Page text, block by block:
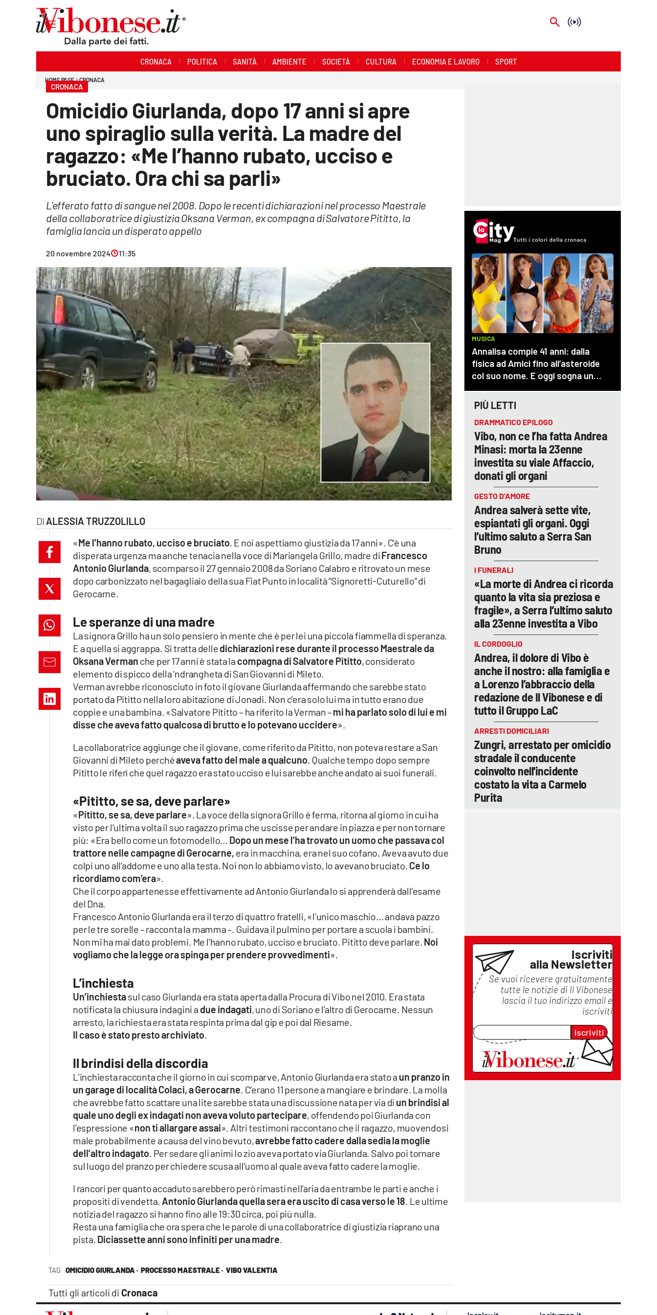
Economia e Lavoro
Streaming
Lac Network
lacitymag.it
cosenzachannel.it
catanzarochannel.it
lacapitalenews.it
Vai
CRONACA POLITICA SANITÀ AMBIENTE SOCIETÀ CULTURA ECONOMIA E LAVORO SPORT
HOME PAGE CRONACA
CRONACA
Omicidio Giurlanda, dopo 17 anni si apre
uno spiraglio sulla verità. La madre del
ragazzo: «Me l’hanno rubato, ucciso e
bruciato. Ora chi sa parli»
L'efferato fatto di sangue nel 2008. Dopo le recenti dichiarazioni nel processo Maestrale
della collaboratrice di giustizia Oksana Verman, ex compagna di Salvatore Pititto, la
famiglia lancia un disperato appello
20 novembre 2024 11:35
ALESSIA TRUZZOLILLO
TAG OMICIDIO GIURLANDA · PROCESSO MAESTRALE · VIBO VALENTIA
Tutti gli articoli di Cronaca
«Me l’hanno rubato, ucciso e bruciato. E noi aspettiamo giustizia da 17 anni». C’è una
disperata urgenza ma anche tenacia nella voce di Mariangela Grillo, madre diFrancesco
Antonio Giurlanda, scomparso il 27 gennaio 2008 da Soriano Calabro e ritrovato un mese
dopo carbonizzato nel bagagliaio della sua Fiat Punto in località “Signoretti-Cuturello” di
Gerocarne.
Le speranze di una madre
La signora Grillo ha un solo pensiero in mente che è per lei una piccola fiammella di speranza.
E a quella si aggrappa. Si tratta delledichiarazioni rese durante il processo Maestrale da
Oksana Verman che per 17 anni è stata la compagna di Salvatore Pititto, considerato
elemento di spicco della ‘ndrangheta di San Giovanni di Mileto.
Verman avrebbe riconosciuto in foto il giovane Giurlanda affermando che sarebbe stato
portato da Pititto nella loro abitazione di Jonadi. Non c’era solo lui ma in tutto erano due
coppie e una bambina. «Salvatore Pititto – ha riferito la Verman –mi ha parlato solo di lui e mi
disse che aveva fatto qualcosa di brutto e lo potevano uccidere».
La collaboratrice aggiunge che il giovane, come riferito da Pititto, non poteva restare a San
Giovanni di Mileto perchéaveva fatto del male a qualcuno. Qualche tempo dopo sempre
Pititto le riferì che quel ragazzo era stato ucciso e lui sarebbe anche andato ai suoi funerali.
«Pititto, se sa, deve parlare»
«Pititto, se sa, deve parlare». La voce della signora Grillo è ferma, ritorna al giorno in cui ha
visto per l’ultima volta il suo ragazzo prima che uscisse per andare in piazza e per non tornare
più: «Era bello come un fotomodello… Dopo un mese l’ha trovato un uomo che passava col
trattore nelle campagne di Gerocarne, era in macchina, era nel suo cofano. Aveva avuto due
colpi uno all’addome e uno alla testa. Noi non lo abbiamo visto, lo avevano bruciato. Ce lo
ricordiamo com’era».
Che il corpo appartenesse effettivamente ad Antonio Giurlanda lo si apprenderà dall’esame
del Dna.
Francesco Antonio Giurlanda era il terzo di quattro fratelli, «l’unico maschio… andava pazzo
per le tre sorelle – racconta la mamma –. Guidava il pulmino per portare a scuola i bambini.
Non mi ha mai dato problemi. Me l’hanno rubato, ucciso e bruciato. Pititto deve parlare. Noi
vogliamo che la legge ora spinga per prendere provvedimenti».
L’inchiesta
Un’inchiestasul caso Giurlanda era stata aperta dalla Procura di Vibo nel 2010. Era stata
notificata la chiusura indagini a due indagati, uno di Soriano e l’altro di Gerocarne. Nessun
arresto, la richiesta era stata respinta prima dal gip e poi dal Riesame.
Il caso è stato presto archiviato.
Il brindisi della discordia
L’inchiesta racconta che il giorno in cui scomparve, Antonio Giurlanda era stato a un pranzo in
un garage di località Colaci, a Gerocarne. C’erano 11 persone a mangiare e brindare. La molla
che avrebbe fatto scattare una lite sarebbe stata una discussione nata per via di un brindisi al
quale uno degli ex indagati non aveva voluto partecipare, offendendo poi Giurlanda con
l’espressione «non ti allargare assai». Altri testimoni raccontano che il ragazzo, muovendosi
male probabilmente a causa del vino bevuto,avrebbe fatto cadere dalla sedia la moglie
dell’altro indagato. Per sedare gli animi lo zio aveva portato via Giurlanda. Salvo poi tornare
sul luogo del pranzo per chiedere scusa all’uomo al quale aveva fatto cadere la moglie.
I rancori per quanto accaduto sarebbero però rimasti nell’aria da entrambe le parti e anche i
propositi di vendetta. Antonio Giurlanda quella sera era uscito di casa verso le 18. Le ultime
notizia del ragazzo si hanno fino alle 19:30 circa, poi più nulla.
Resta una famiglia che ora spera che le parole di una collaboratrice di giustizia riaprano una
pista. Diciassette anni sono infiniti per una madre.
PIÙ LETTI
DRAMMATICO EPILOGO
Vibo, non ce l’ha fatta Andrea
Minasi: morta la 23enne
investita su viale Affaccio,
donati gli organi
GESTO D’AMORE
Andrea salverà sette vite,
espiantati gli organi. Oggi
l’ultimo saluto a Serra San
Bruno
I FUNERALI
«La morte di Andrea ci ricorda
quanto la vita sia preziosa e
fragile», a Serra l’ultimo saluto
alla 23enne investita a Vibo
IL CORDOGLIO
Andrea, il dolore di Vibo è
anche il nostro: alla famiglia e
a Lorenzo l’abbraccio della
redazione de Il Vibonese e di
tutto il Gruppo LaC
ARRESTI DOMICILIARI
Zungri, arrestato per omicidio
stradale il conducente
coinvolto nell'incidente
costato la vita a Carmelo
Purita
Iscriviti
alla Newsletter
Se vuoi ricevere gratuitamente
tutte le notizie di Il Vibonese
lascia il tuo indirizzo email e
iscriviti
Iscriviti